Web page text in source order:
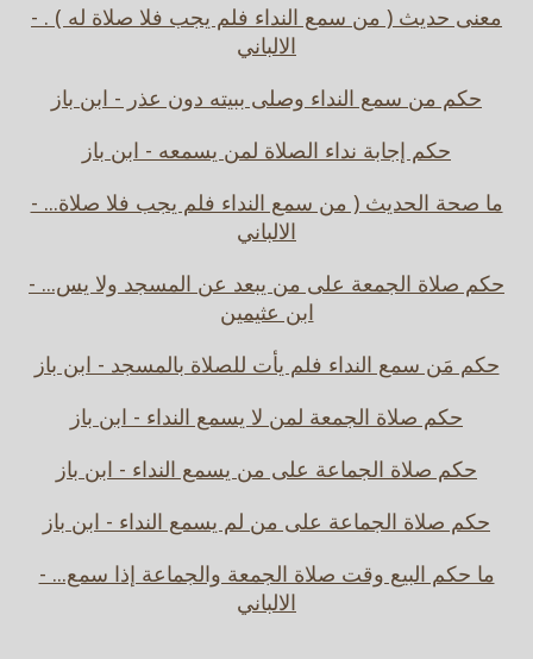
معنى حديث ( من سمع النداء فلم يجب فلا صلاة له ) . -
الالباني
حكم من سمع النداء وصلى ببيته دون عذر - ابن باز
حكم إجابة نداء الصلاة لمن يسمعه - ابن باز
ما صحة الحديث ( من سمع النداء فلم يجب فلا صلاة... -
الالباني
حكم صلاة الجمعة على من يبعد عن المسجد ولا يس... -
ابن عثيمين
حكم مَن سمع النداء فلم يأت للصلاة بالمسجد - ابن باز
حكم صلاة الجمعة لمن لا يسمع النداء - ابن باز
حكم صلاة الجماعة على من يسمع النداء - ابن باز
حكم صلاة الجماعة على من لم يسمع النداء - ابن باز
ما حكم البيع وقت صلاة الجمعة والجماعة إذا سمع... -
الالباني